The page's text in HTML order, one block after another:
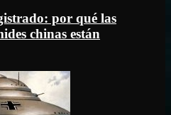
por qué las
chinas están